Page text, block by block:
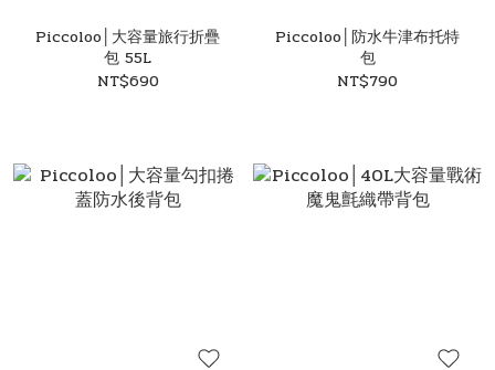
Piccoloo│大容量旅行折疊
包 55L
NT$690
Piccoloo│防水牛津布托特
包
NT$790